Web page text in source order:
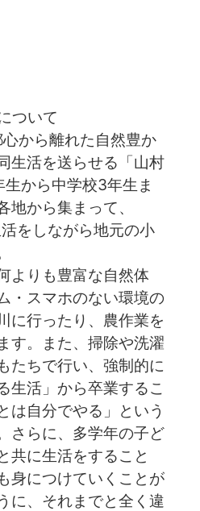
ついて
から離れた自然豊か
生活を送らせる「山村
から中学校3年生ま
地から集まって、
をしながら地元の小
よりも豊富な自然体
・スマホのない環境の
に行ったり、農作業を
す。また、掃除や洗濯
たちで行い、強制的に
生活」から卒業するこ
は自分でやる」という
さらに、多学年の子ど
共に生活をすること
身につけていくことが
に、それまでと全く違